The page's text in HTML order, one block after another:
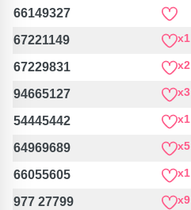
66149327
67221149 x1
67229831 x2
94665127 x3
54445442 x1
64969689 x5
66055605 x1
977 27799 x9